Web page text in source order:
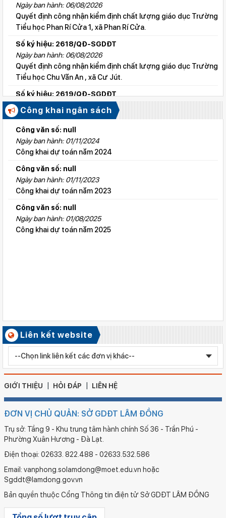
Ngày ban hành: 06/08/2026
Quyết định công nhận kiểm định chất lượng giáo dục Trường
Tiểu học Phan Rí Cửa 1, xã Phan Rí Cửa.
Số ký hiệu: 2618/QĐ-SGDĐT
Ngày ban hành: 06/08/2026
Quyết định công nhận kiểm định chất lượng giáo dục Trường
Tiểu học Chu Văn An , xã Cư Jút.
Số ký hiệu: 2619/QĐ-SGDĐT
Ngày ban hành: 06/08/2026
Quyết định công nhận kiểm định chất lượng giáo dục Trường
Tiểu học Lý Tự Trọng , xã Cư Jút.
Số ký hiệu: 2615/QĐ-SGDĐT
Ngày ban hành: 06/08/2026
Quyết định công nhận kiểm định chất lượng giáo dục Trường
Tiểu học Nguyễn Bỉnh Khiêm, xã Đức linh.
Số ký hiệu: 2647/QĐ-SGDĐT
Ngày ban hành: 06/08/2026
QĐ cho phép thành lập TTNN-TH Anh Việt
Số ký hiệu: 2617/QĐ-SGDĐT
Số ký hiệu: 2577/QĐ-SGDĐT
Ngày ban hành: 05/08/2026
Chỉnh sửa bằng TN THPT LÊ HUỲNH NHƯ HẬU
Công khai ngân sách
Công văn số: null
Ngày ban hành: 01/11/2024
Công khai dự toán năm 2024
Công văn số: null
Ngày ban hành: 01/11/2023
Công khai dự toán năm 2023
Công văn số: null
Ngày ban hành: 01/08/2025
Công khai dự toán năm 2025
Liên kết website
GIỚI THIỆU HỎI ĐÁP LIÊN HỆ
ĐƠN VỊ CHỦ QUẢN: SỞ GDĐT LÂM ĐỒNG
Trụ sở: Tầng 9 - Khu trung tâm hành chính Số 36 - Trần Phú -
Phường Xuân Hương - Đà Lạt.
Điện thoại: 02633. 822.488 - 02633.532.586
Email: vanphong.solamdong@moet.edu.vn hoặc
Sgddt@lamdong.gov.vn
Bản quyền thuộc Cổng Thông tin điện tử Sở GDĐT LÂM ĐỒNG